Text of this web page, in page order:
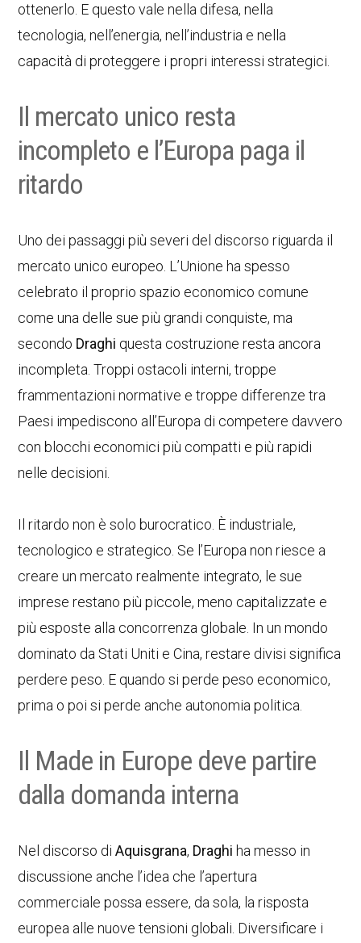
ottenerlo. E questo vale nella difesa, nella
tecnologia, nell’energia, nell’industria e nella
capacità di proteggere i propri interessi strategici.
Il mercato unico resta
incompleto e l’Europa paga il
ritardo
Uno dei passaggi più severi del discorso riguarda il
mercato unico europeo. L’Unione ha spesso
celebrato il proprio spazio economico comune
come una delle sue più grandi conquiste, ma
secondo Draghi questa costruzione resta ancora
incompleta. Troppi ostacoli interni, troppe
frammentazioni normative e troppe differenze tra
Paesi impediscono all’Europa di competere davvero
con blocchi economici più compatti e più rapidi
nelle decisioni.
Il ritardo non è solo burocratico. È industriale,
tecnologico e strategico. Se l’Europa non riesce a
creare un mercato realmente integrato, le sue
imprese restano più piccole, meno capitalizzate e
più esposte alla concorrenza globale. In un mondo
dominato da Stati Uniti e Cina, restare divisi significa
perdere peso. E quando si perde peso economico,
prima o poi si perde anche autonomia politica.
Il Made in Europe deve partire
dalla domanda interna
Nel discorso diAquisgrana, Draghi ha messo in
discussione anche l’idea che l’apertura
commerciale possa essere, da sola, la risposta
europea alle nuove tensioni globali. Diversificare i